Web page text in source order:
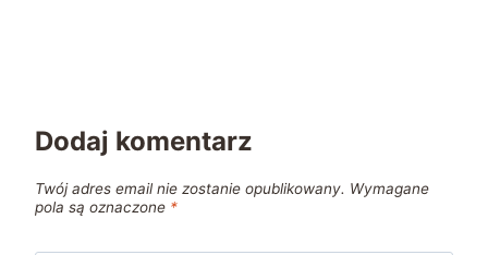
Dodaj komentarz
Twój adres email nie zostanie opublikowany. Wymagane
pola są oznaczone *